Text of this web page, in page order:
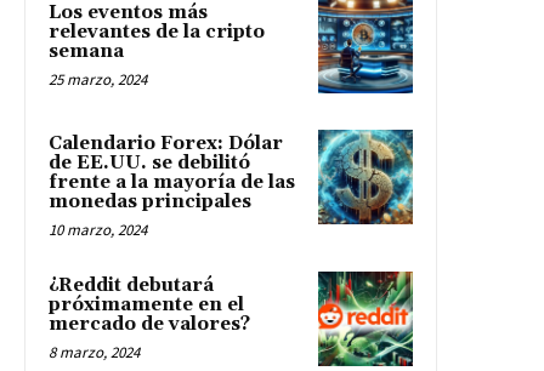
Los eventos más
relevantes de la cripto
semana
25 marzo, 2024
Calendario Forex: Dólar
de EE.UU. se debilitó
frente a la mayoría de las
monedas principales
10 marzo, 2024
¿Reddit debutará
próximamente en el
mercado de valores?
8 marzo, 2024